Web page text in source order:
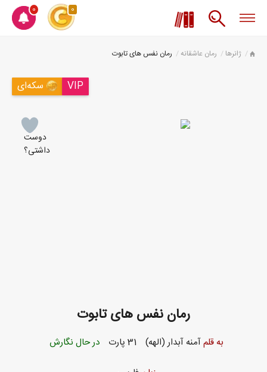
0 0
ژانرها رمان عاشقانه رمان نفس های تابوت
سکه‌ای VIP
دوست
داشتی؟
رمان نفس های تابوت
به قلمآمنه آبدار (الهه) 31 پارت در حال نگارش